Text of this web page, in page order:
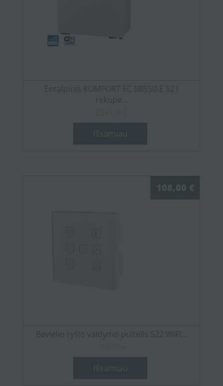
Entalpinis KOMFORT EC SB550-E S21
rekupe...
Išsamiau
108,00 €
Bevielio ryšio valdymo pultelis S22 WIFI...
Išsamiau